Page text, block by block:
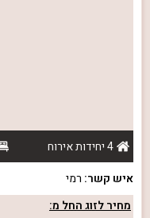
4 יחידות אירוח
איש קשר: רמי
מחיר לזוג החל מ: